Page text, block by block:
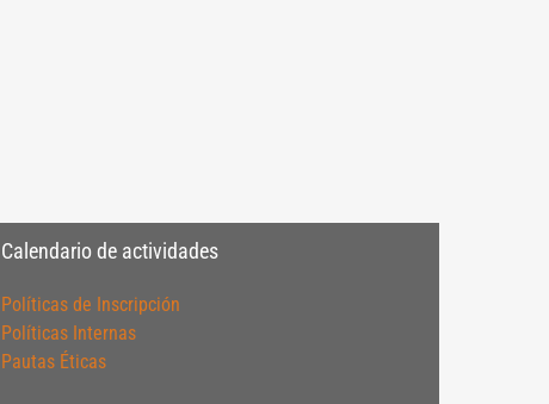
Calendario de actividades
Políticas de Inscripción
Políticas Internas
Pautas Éticas